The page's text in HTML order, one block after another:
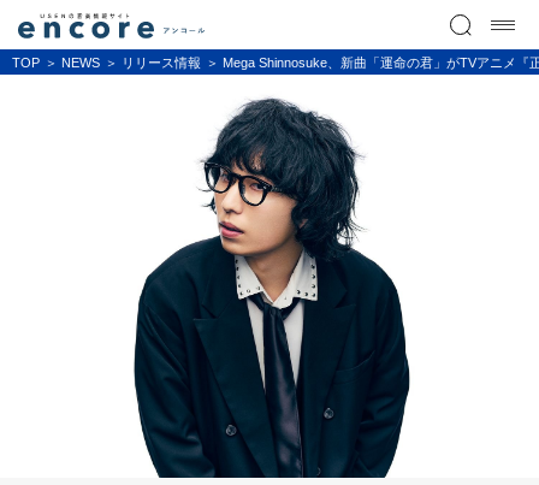
TOP NEWS リリース情報 Mega Shinnosuke、新曲「運命の君」がTVアニメ